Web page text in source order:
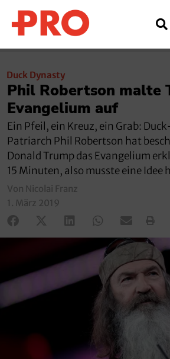
Duck Dynasty
Phil Robertson malte
Evangelium auf
Ein Pfeil, ein Kreuz, ein Grab:
Patriarch Phil Robertson hat
Donald Trump das Evangelium
15 Minuten, also musste eine Idee
Von Nicolai Franz
1. März 2019